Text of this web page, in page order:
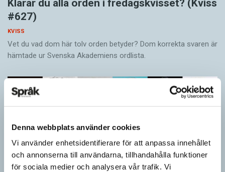
Denna webbplats använder cookies
Vi använder enhetsidentifierare för att anpassa innehållet
och annonserna till användarna, tillhandahålla funktioner
för sociala medier och analysera vår trafik. Vi
Klarar du alla orden i fredagskvisset? (Kviss
#627)
KVISS
Vet du vad dom här tolv orden betyder? Dom korrekta svaren är
hämtade ur Svenska Akademiens ordlista.